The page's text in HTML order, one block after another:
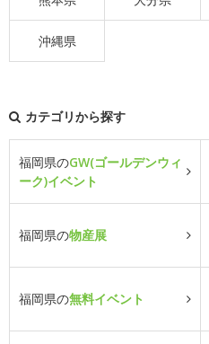
沖縄県
カテゴリから探す
福岡県のGW(ゴールデンウィ
ーク)イベント
福岡県の物産展
福岡県の無料イベント